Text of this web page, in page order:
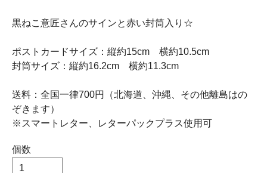
黒ねこ意匠さんのサインと赤い封筒入り☆
ポストカードサイズ：縦約15cm 横約10.5cm
封筒サイズ：縦約16.2cm 横約11.3cm
送料：全国一律700円（北海道、沖縄、その他離島はの
ぞきます）
※スマートレター、レターパックプラス使用可
個数